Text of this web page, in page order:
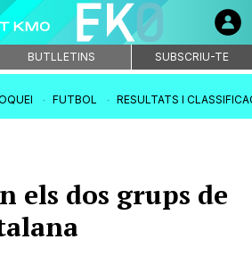
BUTLLETINS SUBSCRIU-TE
FUTBOL RESULTATS I
els dos grups de